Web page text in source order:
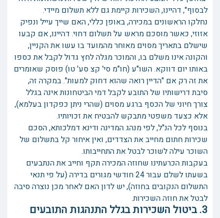
לבסוף", דהיינו, השכירות קיימת גם ללא תשלום מיידי.
נחלקו הראשונים במכירה, באופן כללי, האם שייך עייל ונפיק
אזוזי, כאשר מוסכם מראש על תשלום דחוי. דהיינו, אם קבעו
שישלם בתאריך מסוים מאוחר מהמועד בו עשו את הקניין,
והקונה אינו משלם בו, והמוכר מגלה לחץ גדול לקבל את כספו
באותו יום דווקא. השו"ע (חו"מ סי' קצ סע' טו) פוסק שאומרים
את זה רק אם "הדיין רואה שהוא דחוק למעות". במקרה זה,
סיבת דרישותיו של התובע לקבל דמי הביטחונות אינה בגלל
צורך חיוני של הכסף ברגע מסוים (שהרי ניתן כפקדון בעלמא),
אלא כצעד משפטי מתבקש להבטיח את זכויותיו.
בנוסף לכל הנ"ל, לפי מנהג המדינה ודינא דמלכותא, הסכם
שכירות חתום מחייב את הצדדים, ואין איחור קל בתשלום של
השוכר עילה לשוכר לבטל את התחייבותו.
בעקבות הכרעתינו שחוזה המכירה תקף וחייב את הנתבעים
בשעתו לשלם עבור 24 חודשי מגורים בדירה (על פי תנאי
התשלום הנקובים בחוזה), יש לדון האם לאחר מכן נוצרה סיבה
לבטל את חוזה השכירות.
3. ביטול השכירות בגלל התנהגות התובעים